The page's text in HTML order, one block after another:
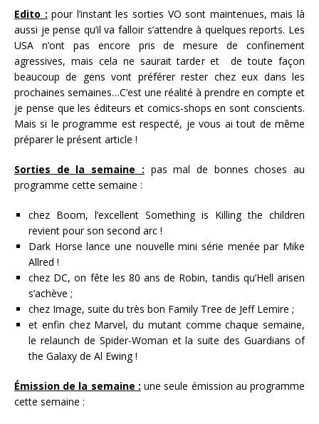
Edito : pour l’instant les sorties VO sont maintenues, mais là
aussi je pense qu’il va falloir s’attendre à quelques reports. Les
USA n’ont pas encore pris de mesure de confinement
agressives, mais cela ne saurait tarder et de toute façon
beaucoup de gens vont préférer rester chez eux dans les
prochaines semaines…C’est une réalité à prendre en compte et
je pense que les éditeurs et comics-shops en sont conscients.
Mais si le programme est respecté, je vous ai tout de même
préparer le présent article !
Sorties de la semaine : pas mal de bonnes choses au
programme cette semaine :
chez Boom, l’excellent Something is Killing the children
revient pour son second arc !
Dark Horse lance une nouvelle mini série menée par Mike
Allred !
chez DC, on fête les 80 ans de Robin, tandis qu’Hell arisen
s’achève ;
chez Image, suite du très bon Family Tree de Jeff Lemire ;
et enfin chez Marvel, du mutant comme chaque semaine,
le relaunch de Spider-Woman et la suite des Guardians of
the Galaxy de Al Ewing !
Émission de la semaine : une seule émission au programme
cette semaine :